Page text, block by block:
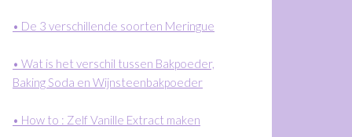
• De 3 verschillende soorten Meringue
• Wat is het verschil tussen Bakpoeder,
Baking Soda en Wijnsteenbakpoeder
• How to : Zelf Vanille Extract maken